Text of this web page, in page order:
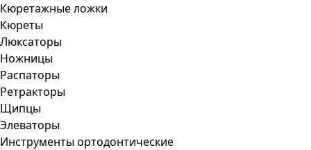
Кюретажные ложки
Кюреты
Люксаторы
Ножницы
Распаторы
Ретракторы
Щипцы
Элеваторы
Инструменты ортодонтические